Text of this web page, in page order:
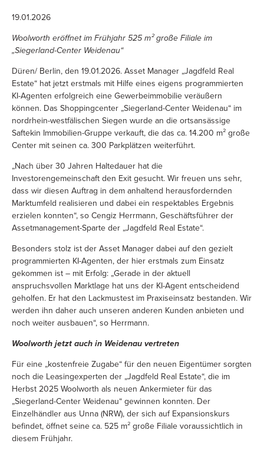
19.01.2026
Woolworth eröffnet im Frühjahr 525 m² große Filiale im
„Siegerland-Center Weidenau“
Düren/ Berlin, den 19.01.2026. Asset Manager „Jagdfeld Real
Estate“ hat jetzt erstmals mit Hilfe eines eigens programmierten
KI-Agenten erfolgreich eine Gewerbeimmobilie veräußern
können. Das Shoppingcenter „Siegerland-Center Weidenau“ im
nordrhein-westfälischen Siegen wurde an die ortsansässige
Saftekin Immobilien-Gruppe verkauft, die das ca. 14.200 m² große
Center mit seinen ca. 300 Parkplätzen weiterführt.
„Nach über 30 Jahren Haltedauer hat die
Investorengemeinschaft den Exit gesucht. Wir freuen uns sehr,
dass wir diesen Auftrag in dem anhaltend herausfordernden
Marktumfeld realisieren und dabei ein respektables Ergebnis
erzielen konnten“, so Cengiz Herrmann, Geschäftsführer der
Assetmanagement-Sparte der „Jagdfeld Real Estate“.
Besonders stolz ist der Asset Manager dabei auf den gezielt
programmierten KI-Agenten, der hier erstmals zum Einsatz
gekommen ist – mit Erfolg: „Gerade in der aktuell
anspruchsvollen Marktlage hat uns der KI-Agent entscheidend
geholfen. Er hat den Lackmustest im Praxiseinsatz bestanden. Wir
werden ihn daher auch unseren anderen Kunden anbieten und
noch weiter ausbauen“, so Herrmann.
Woolworth jetzt auch in Weidenau vertreten
Für eine „kostenfreie Zugabe“ für den neuen Eigentümer sorgten
noch die Leasingexperten der „Jagdfeld Real Estate“, die im
Herbst 2025 Woolworth als neuen Ankermieter für das
„Siegerland-Center Weidenau“ gewinnen konnten. Der
Einzelhändler aus Unna (NRW), der sich auf Expansionskurs
befindet, öffnet seine ca. 525 m² große Filiale voraussichtlich in
diesem Frühjahr.